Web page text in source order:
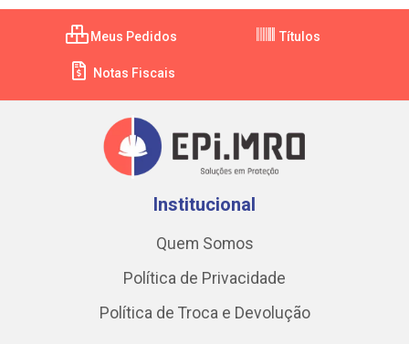
Meus Pedidos Títulos
Notas Fiscais
Institucional
Quem Somos
Política de Privacidade
Política de Troca e Devolução